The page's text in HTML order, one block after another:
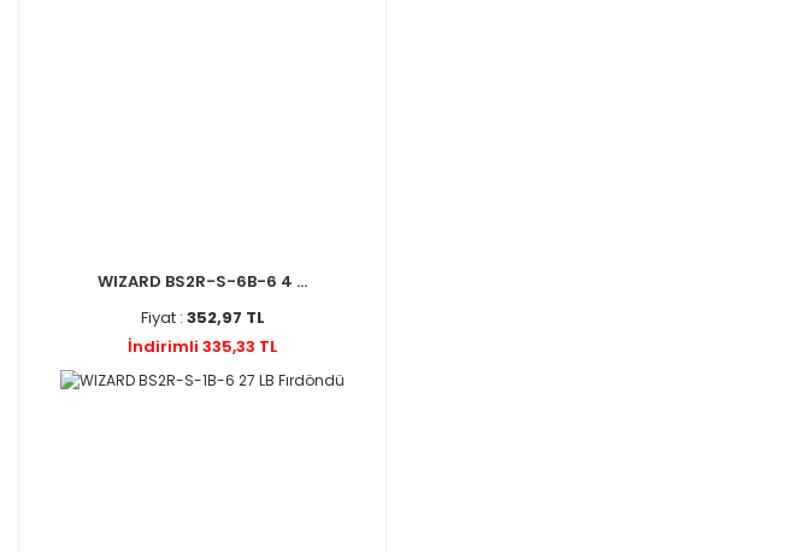
WIZARD BS2R-S-6B-6 4 ...
Fiyat : 352,97 TL
İndirimli 335,33 TL